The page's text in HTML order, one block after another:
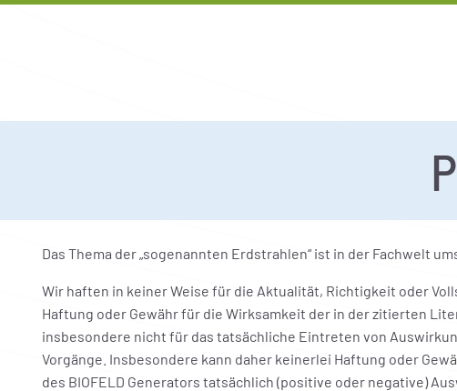
Das Thema der „sogenannten Erdstrahlen“ ist in der Fachwelt
Wir haften in keiner Weise für die Aktualität, Richtigkeit oder
Haftung oder Gewähr für die Wirksamkeit der in der zitierten
insbesondere nicht für das tatsächliche Eintreten von
Vorgänge. Insbesondere kann daher keinerlei Haftung oder
des BIOFELD Generators tatsächlich (positive oder negative)